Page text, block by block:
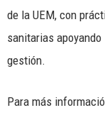
de la UEM, con
sanitarias
gestión.
Para más